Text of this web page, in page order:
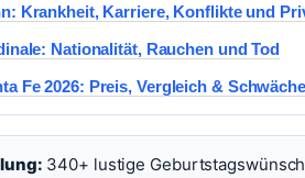
Krankheit, Karriere, Konflikte und
Nationalität, Rauchen und Tod
Fe 2026: Preis, Vergleich &
340+ lustige